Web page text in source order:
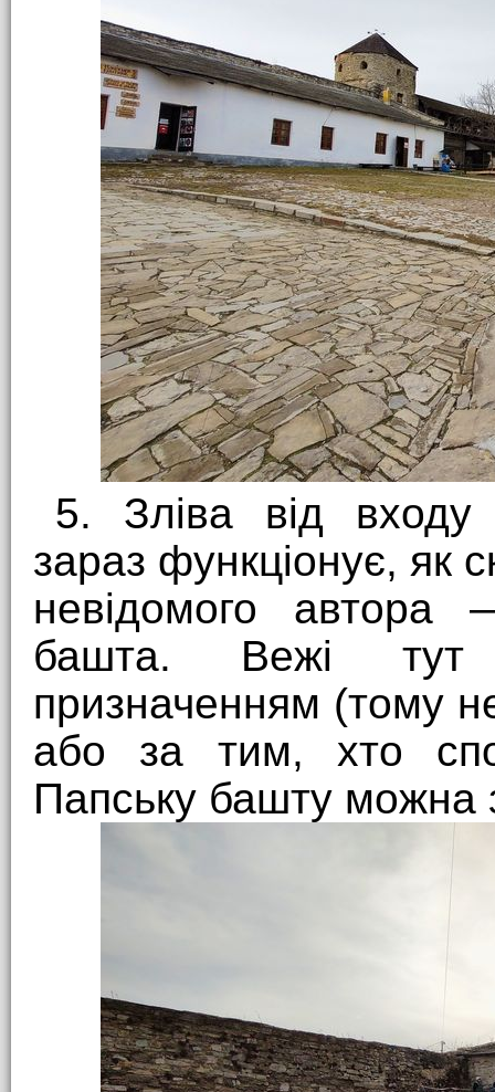
5. Зліва від входу
зараз функціонує, як
невідомого
башта. Вежі
призначенням (тому
або за тим, хто
Папську башту можна